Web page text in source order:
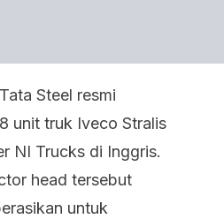
Steel resmi
unit truk Iveco Stralis
NI Trucks di Inggris.
head tersebut
untuk